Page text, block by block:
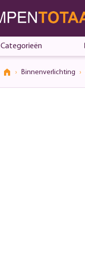
Categorieën
Binnenverlichting